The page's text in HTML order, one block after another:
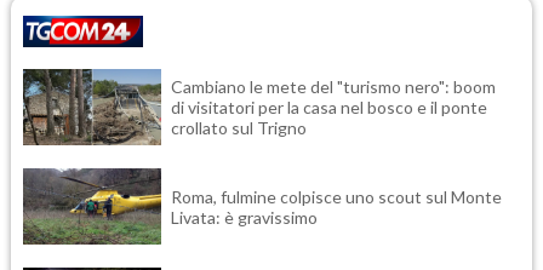
Cambiano le mete del "turismo nero": boom
di visitatori per la casa nel bosco e il ponte
crollato sul Trigno
Roma, fulmine colpisce uno scout sul Monte
Livata: è gravissimo